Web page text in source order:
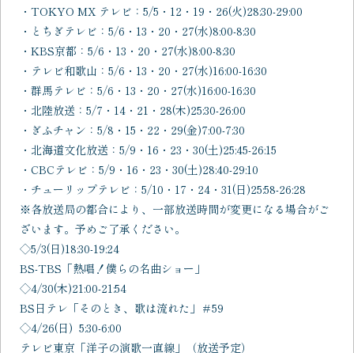
・TOKYO MX テレビ：5/5・12・19・26(火)28:30-29:00
・とちぎテレビ：5/6・13・20・27(水)8:00-8:30
・KBS京都：5/6・13・20・27(水)8:00-8:30
・テレビ和歌山：5/6・13・20・27(水)16:00-16:30
・群馬テレビ：5/6・13・20・27(水)16:00-16:30
・北陸放送：5/7・14・21・28(木)25:30-26:00
・ぎふチャン：5/8・15・22・29(金)7:00-7:30
・北海道文化放送：5/9・16・23・30(土)25:45-26:15
・CBCテレビ：5/9・16・23・30(土)28:40-29:10
・チューリップテレビ：5/10・17・24・31(日)25:58-26:28
※各放送局の都合により、一部放送時間が変更になる場合がご
ざいます。予めご了承ください。
◇5/3(日)18:30-19:24
BS-TBS「熱唱！僕らの名曲ショー」
◇4/30(木)21:00-21:54
BS 日テレ「そのとき、歌は流れた」＃59
◇4/26(日) 5:30-6:00
テレビ東京「洋子の演歌一直線」（放送予定）